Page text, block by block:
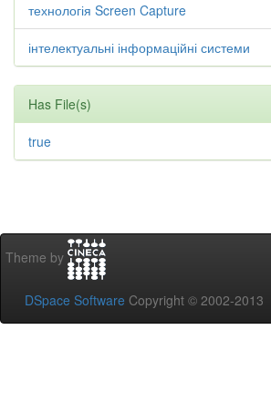
технологія Screen Capture
інтелектуальні інформаційні системи
Has File(s)
true
Theme by
DSpace Software Copyright © 2002-2013